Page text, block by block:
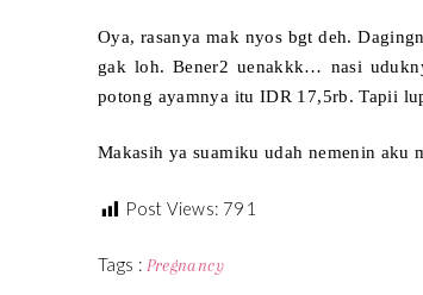
Oya, rasanya mak nyos bgt deh.
gak loh. Bener2 uenakkk… nasi
potong ayamnya itu IDR 17,5rb. Tapii
Makasih ya suamiku udah nemenin
Post Views: 791
Tags : Pregnancy